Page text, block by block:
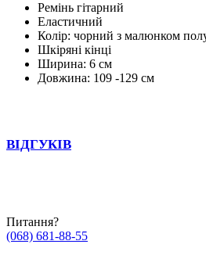
Ремінь гітарний
Еластичний
Колір: чорний з малюнком
Шкіряні кінці
Ширина: 6 см
Довжина: 109 -129 см
ВІДГУКІВ
Питання?
(068) 681-88-55